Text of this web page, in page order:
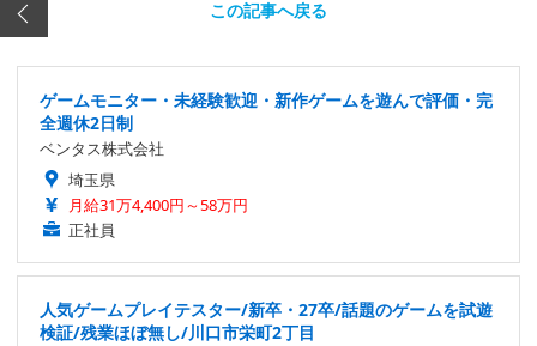
この記事へ戻る
ゲームモニター・未経験歓迎・新作ゲームを遊んで評価・完
全週休2日制
ベンタス株式会社
埼玉県
月給31万4,400円～58万円
正社員
人気ゲームプレイテスター/新卒・27卒/話題のゲームを試遊
検証/残業ほぼ無し/川口市栄町2丁目